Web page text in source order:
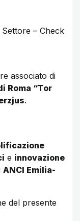
– Check
associato di
Roma “Tor
.
e innovazione
ANCI Emilia-
del presente